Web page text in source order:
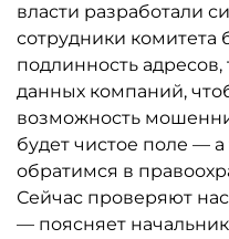
власти разработали
сотрудники комитета
подлинность
данных компаний,
возможность
будет чистое поле —
обратимся в
Сейчас проверяют
— поясняет